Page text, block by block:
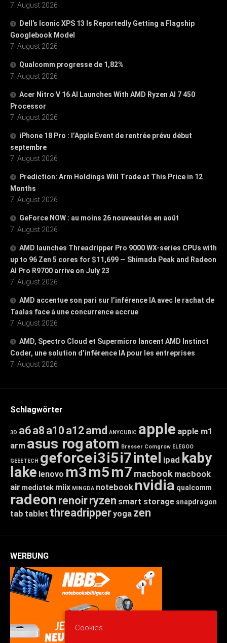
7. August 2026
Dell’s Iconic XPS 13 Is Reportedly Getting a Flagship
Googlebook Model
7. August 2026
Qualcomm progresse de 1,82%
7. August 2026
Acer Nitro V 16 AI Launches With AMD Ryzen AI 7 450
Processor
7. August 2026
iPhone 18 Pro : l’Apple Event de rentrée prévu début
septembre
7. August 2026
Prediction: Arm Holdings Will Trade at This Price in 12
Months
7. August 2026
GeForce NOW : au moins 26 nouveautés en août
7. August 2026
AMD launches Threadripper Pro 9000 WX-series CPUs with
up to 96 Zen 5 cores for $11,699 — Shimada Peak and Radeon
AI Pro R9700 arrive on July 23
7. August 2026
AMD accentue son pari sur l’inférence IA avec le rachat de
Taalas face à une concurrence accrue
7. August 2026
AMD, Spectro Cloud et Supermicro lancent AMD Instinct
Coder, une solution d’inférence IA pour les entreprises
7. August 2026
Schlagwörter
3D a6a8 a10 a12amd ANYCUBIC apple apple m1
arm asus rogatom Bresser Comgrow ELEGOO
GEEETECH geforcei3i5i7intel ipad kaby
lake lenovo m3m5m7 macbook macbook
air mediatek miix MINGDA notebook nvidia qualcomm
radeon renoirryzen smart storage snapdragon
tab tablet threadripperyoga zen
WERBUNG
Cookies